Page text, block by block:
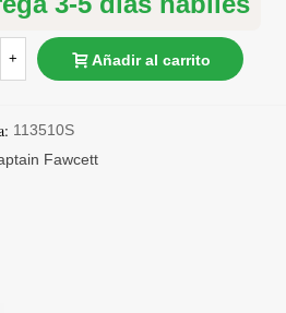
+ Añadir al carrito
113510S
Fawcett